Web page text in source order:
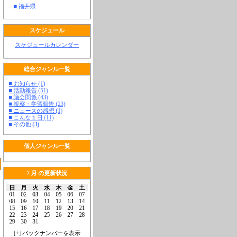
■ 福井県
スケジュール
スケジュールカレンダー
総合ジャンル一覧
■ お知らせ (1)
■ 活動報告 (51)
■ 議会関係 (43)
■ 視察・学習報告 (23)
■ ニュースの感想 (1)
■ こんな１日 (11)
■ その他 (3)
個人ジャンル一覧
7 月 の更新状況
日 月 火 水 木 金
土
01
02 03 04 05 06
07
08
09 10 11 12 13
14
15
16 17 18 19 20
21
22
23 24 25 26 27
28
29
30
31
[+] バックナンバーを表示